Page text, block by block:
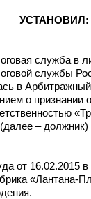
УСТАНОВИЛ:
служба в
службы
в
о признании
– должник)
от 16.02.2015
«Лантана-